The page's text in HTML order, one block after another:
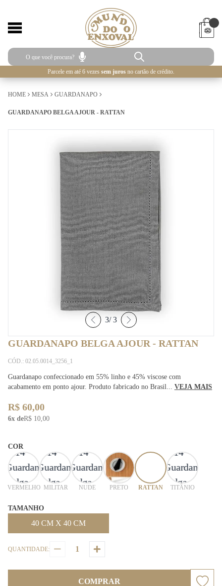
Parcele em até 6 vezes sem juros no cartão de crédito.
HOME MESA GUARDANAPO
GUARDANAPO BELGA AJOUR - RATTAN
3/3
GUARDANAPO BELGA AJOUR - RATTAN
CÓD.: 02.05.0014_3256_1
Guardanapo confeccionado em 55% linho e 45% viscose com
acabamento em ponto ajour. Produto fabricado no Brasil... VEJA MAIS
R$ 60,00
6x deR$ 10,00
COR
VERMELHO MILITAR NUDE PRETO RATTAN TITÂNIO
TAMANHO
40 CM X 40 CM
QUANTIDADE:
COMPRAR